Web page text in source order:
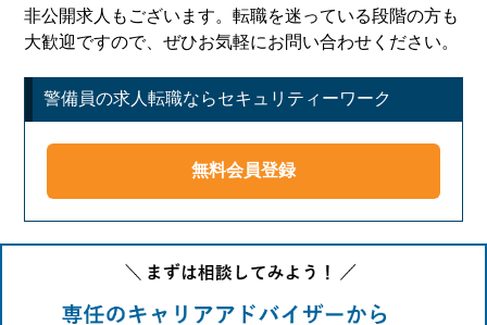
非公開求人もございます。転職を迷っている段階の方も
大歓迎ですので、ぜひお気軽にお問い合わせください。
警備員の求人転職ならセキュリティーワーク
無料会員登録